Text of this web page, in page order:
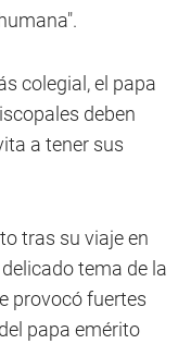
colegial, el papa
deben
a tener sus
tras su viaje en
tema de la
provocó fuertes
papa emérito